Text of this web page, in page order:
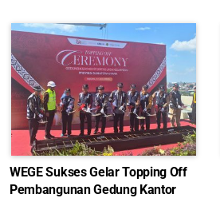
WEGE Sukses Gelar Topping Off
Pembangunan Gedung Kantor